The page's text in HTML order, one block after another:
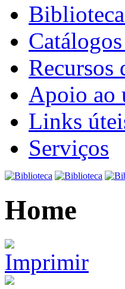
Recursos
Apoio ao
Links
Serviços
Home